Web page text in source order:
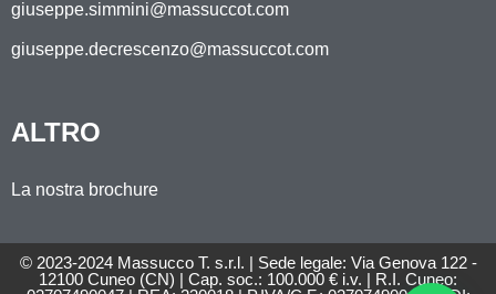
giuseppe.simmini@massuccot.com
giuseppe.decrescenzo@massuccot.com
ALTRO
La nostra brochure
© 2023-2024 Massucco T. s.r.l. | Sede legale: Via Genova 122 -
12100 Cuneo (CN) | Cap. soc.: 100.000 € i.v. | R.I. Cuneo: